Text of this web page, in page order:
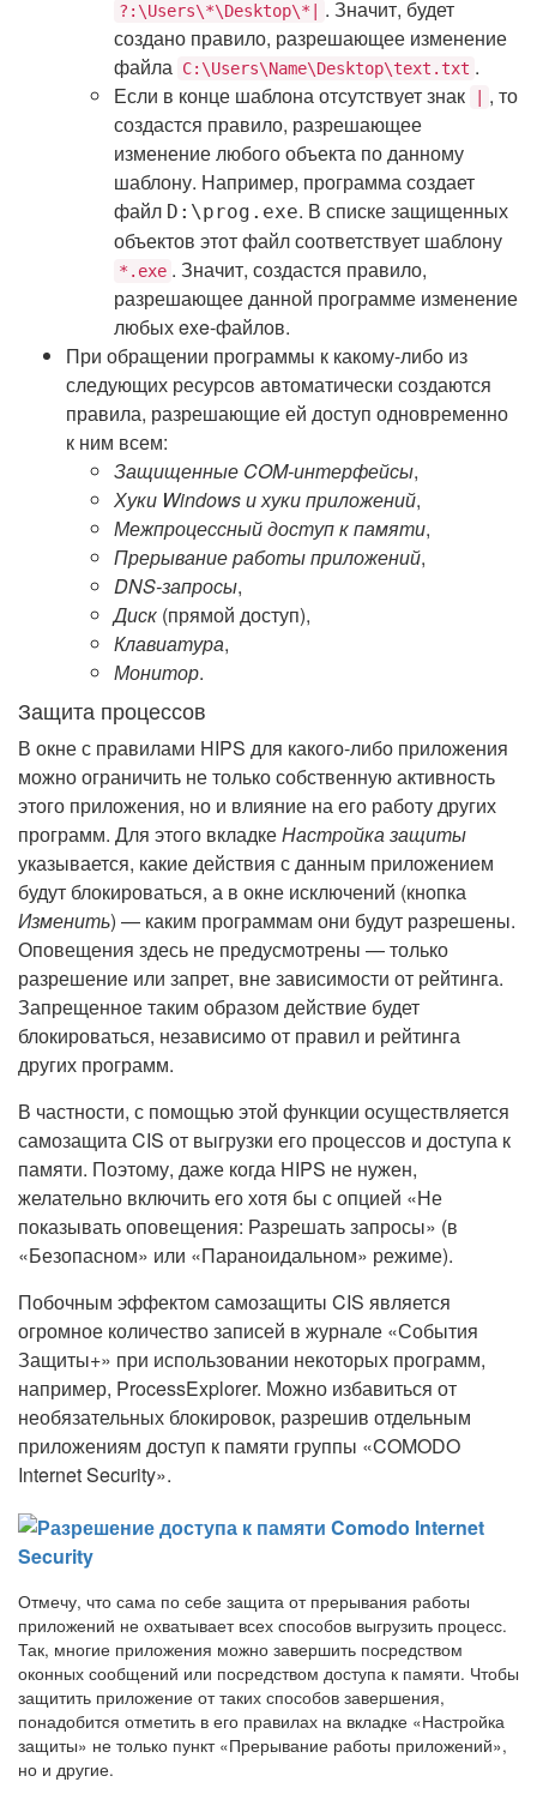
?:\Users\*\Desktop\*|
. Значит, будет
создано правило, разрешающее изменение
файла C:\Users\Name\Desktop\text.txt .
Если в конце шаблона отсутствует знак
, то
создастся правило, разрешающее
изменение любого объекта по данному
шаблону. Например, программа создает
файл D:\prog.exe. В списке защищенных
объектов этот файл соответствует шаблону
*.exe . Значит, создастся правило,
разрешающее данной программе изменение
любых exe-файлов.
При обращении программы к какому-либо из
следующих ресурсов автоматически создаются
правила, разрешающие ей доступ одновременно
к ним всем:
Защищенные COM-интерфейсы,
Хуки Windows и хуки приложений,
Межпроцессный доступ к памяти,
Прерывание работы приложений,
DNS-запросы,
Диск (прямой доступ),
Клавиатура,
Монитор.
Защита процессов
В окне с правилами HIPS для какого-либо приложения
можно ограничить не только собственную активность
этого приложения, но и влияние на его работу других
программ. Для этого вкладкеНастройка защиты
указывается, какие действия с данным приложением
будут блокироваться, а в окне исключений (кнопка
Изменить) — каким программам они будут разрешены.
Оповещения здесь не предусмотрены — только
разрешение или запрет, вне зависимости от рейтинга.
Запрещенное таким образом действие будет
блокироваться, независимо от правил и рейтинга
других программ.
В частности, с помощью этой функции осуществляется
самозащита CIS от выгрузки его процессов и доступа к
памяти. Поэтому, даже когда HIPS не нужен,
желательно включить его хотя бы с опцией «Не
показывать оповещения: Разрешать запросы» (в
«Безопасном» или «Параноидальном» режиме).
Побочным эффектом самозащиты CIS является
огромное количество записей в журнале «События
Защиты+» при использовании некоторых программ,
например, ProcessExplorer. Можно избавиться от
необязательных блокировок, разрешив отдельным
приложениям доступ к памяти группы «COMODO
Internet Security».
Отмечу, что сама по себе защита от прерывания работы
приложений не охватывает всех способов выгрузить процесс.
Так, многие приложения можно завершить посредством
оконных сообщений или посредством доступа к памяти. Чтобы
защитить приложение от таких способов завершения,
понадобится отметить в его правилах на вкладке «Настройка
защиты» не только пункт «Прерывание работы приложений»,
но и другие.